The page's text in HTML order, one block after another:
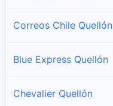
Correos Chile Quellón
Blue Express Quellón
Chevalier Quellón